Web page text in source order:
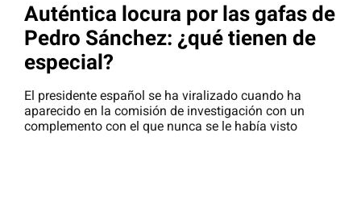
Auténtica locura por las gafas de
Pedro Sánchez: ¿qué tienen de
especial?
El presidente español se ha viralizado cuando ha
aparecido en la comisión de investigación con un
complemento con el que nunca se le había visto